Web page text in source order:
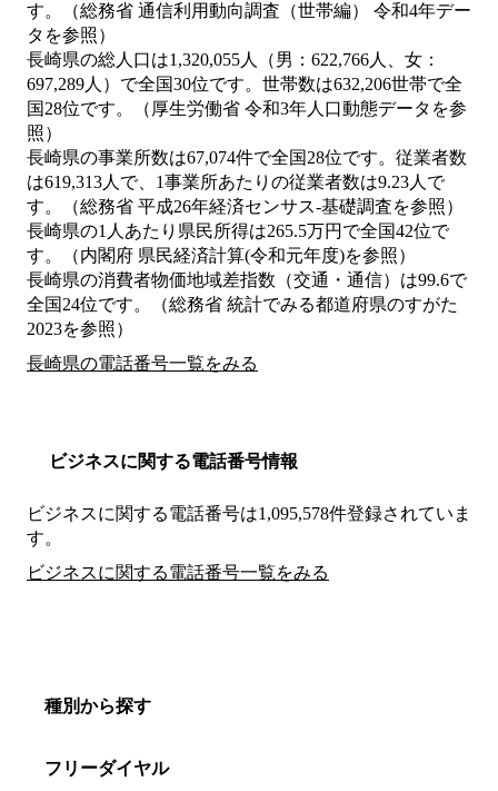
す。（総務省 通信利用動向調査（世帯編） 令和4年デー
タを参照）
長崎県の総人口は1,320,055人（男：622,766人、女：
697,289人）で全国30位です。世帯数は632,206世帯で全
国28位です。（厚生労働省 令和3年人口動態データを参
照）
長崎県の事業所数は67,074件で全国28位です。従業者数
は619,313人で、1事業所あたりの従業者数は9.23人で
す。（総務省 平成26年経済センサス‐基礎調査を参照）
長崎県の1人あたり県民所得は265.5万円で全国42位で
す。（内閣府 県民経済計算(令和元年度)を参照）
長崎県の消費者物価地域差指数（交通・通信）は99.6で
全国24位です。（総務省 統計でみる都道府県のすがた
2023を参照）
長崎県の電話番号一覧をみる
ビジネスに関する電話番号情報
ビジネスに関する電話番号は1,095,578件登録されていま
す。
ビジネスに関する電話番号一覧をみる
種別から探す
フリーダイヤル